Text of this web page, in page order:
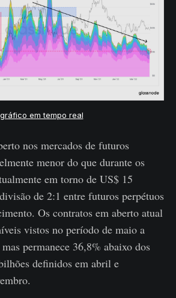
gráfico em tempo real
nos mercados de futuros
menor do que durante os
em torno de US$ 15
de 2:1 entre futuros perpétuos
Os contratos em aberto atual
vistos no período de maio a
permanece 36,8% abaixo dos
definidos em abril e